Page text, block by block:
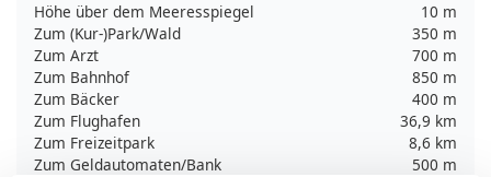
Höhe über dem Meeresspiegel
10 m
Zum (Kur-)Park/Wald
350 m
Zum Arzt
700 m
Zum Bahnhof
850 m
Zum Bäcker
400 m
Zum Flughafen
36,9 km
Zum Freizeitpark
8,6 km
Zum Geldautomaten/Bank
500 m